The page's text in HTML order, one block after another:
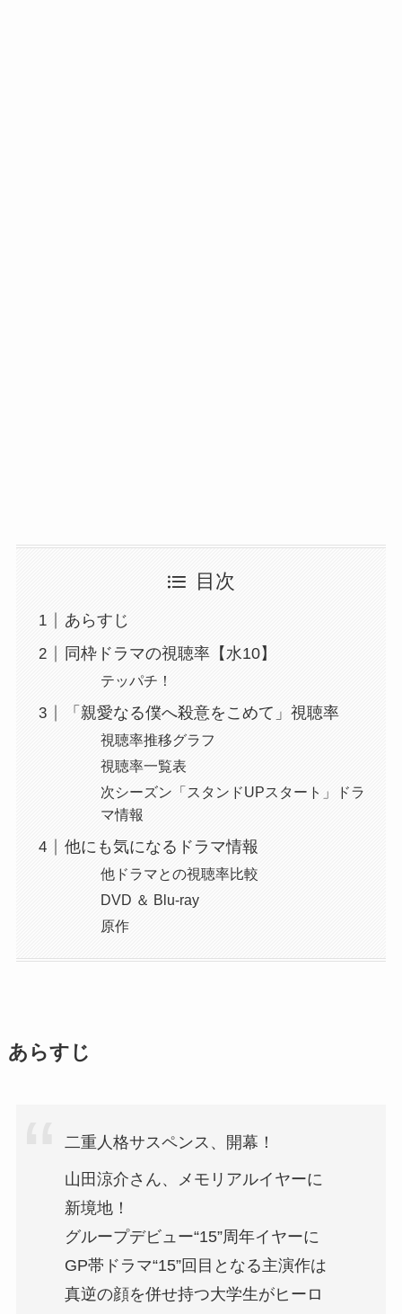
目次
あらすじ
同枠ドラマの視聴率【水10】
テッパチ！
「親愛なる僕へ殺意をこめて」視聴率
視聴率推移グラフ
視聴率一覧表
次シーズン「スタンドUPスタート」ドラ
マ情報
他にも気になるドラマ情報
他ドラマとの視聴率比較
DVD ＆ Blu-ray
原作
あらすじ
二重人格サスペンス、開幕！
山田涼介さん、メモリアルイヤーに
新境地！
グループデビュー“15”周年イヤーに
GP帯ドラマ“15”回目となる主演作は
真逆の顔を併せ持つ大学生がヒーロ